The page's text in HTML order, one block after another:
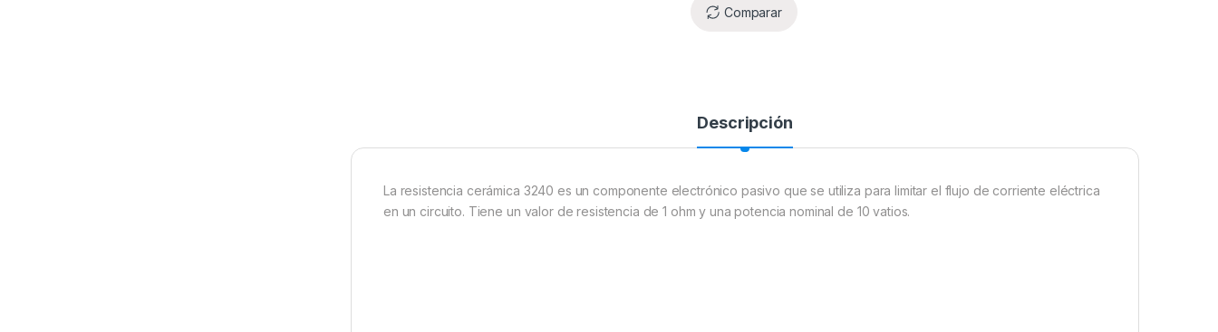
Comparar
Descripción
La resistencia cerámica 3240 es un componente electrónico pasivo que se utiliza para limitar el flujo de corriente eléctrica
en un circuito. Tiene un valor de resistencia de 1 ohm y una potencia nominal de 10 vatios.